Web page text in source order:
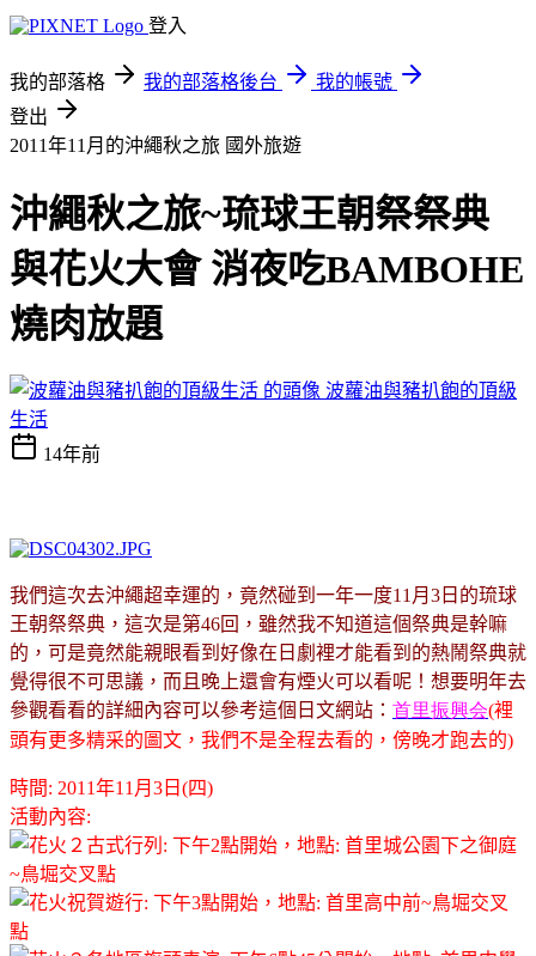
登入
我的部落格 我的部落格後台
我的帳號
登出
2011年11月的沖繩秋之旅 國外旅遊
沖繩秋之旅~琉球王朝祭祭典
與花火大會 消夜吃BAMBOHE
燒肉放題
波蘿油與豬扒飽的頂級
生活
14年前
我們這次去沖繩超幸運的，竟然碰到一年一度11月3日的琉球
王朝祭祭典，這次是第46回，雖然我不知道這個祭典是幹嘛
的，可是竟然能親眼看到好像在日劇裡才能看到的熱鬧祭典就
覺得很不可思議，而且晚上還會有煙火可以看呢 ！想要明年去
參觀看看的詳細內容可以參考這個日文網站 ： 首里振興会(裡
頭有更多精采的圖文，我們不是全程去看的，傍晚才跑去的)
時間: 2011年11月3日(四)
活動內容:
古式行列: 下午2點開始，地點: 首里城公園下之御庭
~鳥堀交叉點
祝賀遊行: 下午3點開始，地點: 首里高中前~鳥堀交叉
點